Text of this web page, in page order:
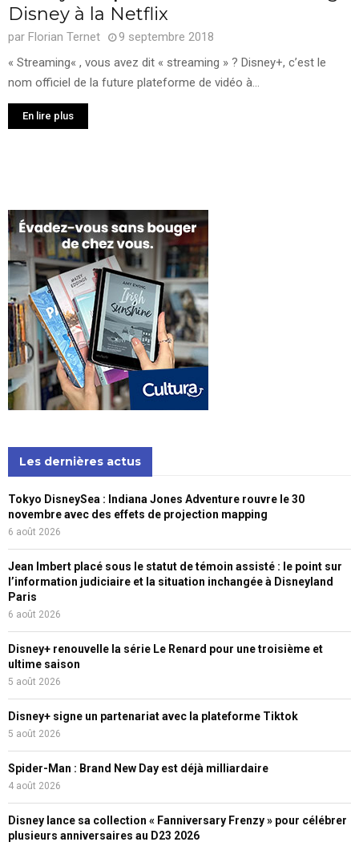
Disney à la Netflix
par Florian Ternet
9 septembre 2018
« Streaming« , vous avez dit « streaming » ? Disney+, c’est le
nom officiel de la future plateforme de vidéo à...
En lire plus
Les dernières actus
Tokyo DisneySea : Indiana Jones Adventure rouvre le 30
novembre avec des effets de projection mapping
6 août 2026
Jean Imbert placé sous le statut de témoin assisté : le point sur
l’information judiciaire et la situation inchangée à Disneyland
Paris
6 août 2026
Disney+ renouvelle la série Le Renard pour une troisième et
ultime saison
5 août 2026
Disney+ signe un partenariat avec la plateforme Tiktok
5 août 2026
Spider-Man : Brand New Day est déjà milliardaire
4 août 2026
Disney lance sa collection « Fanniversary Frenzy » pour célébrer
plusieurs anniversaires au D23 2026